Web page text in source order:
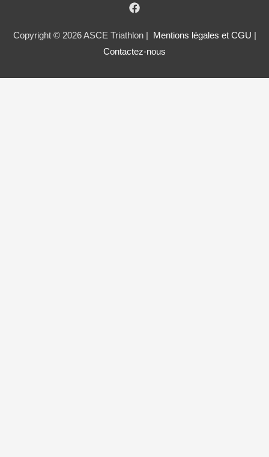
Copyright © 2026 ASCE Triathlon | Mentions légales et CGU
Contactez-nous